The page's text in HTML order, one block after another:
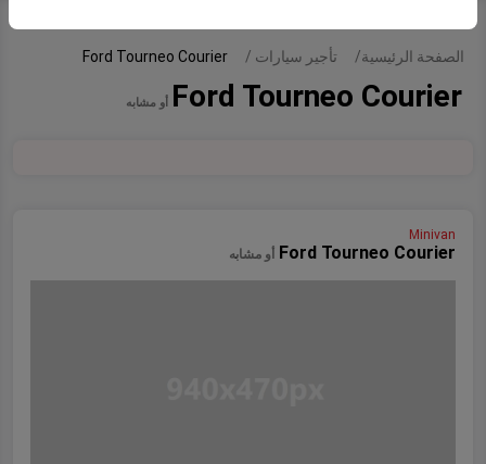
الصفحة الرئيسية تأجير سيارات Ford Tourneo Courier
Ford Tourneo Courier أو مشابه
Minivan
Ford Tourneo Courier أو مشابه